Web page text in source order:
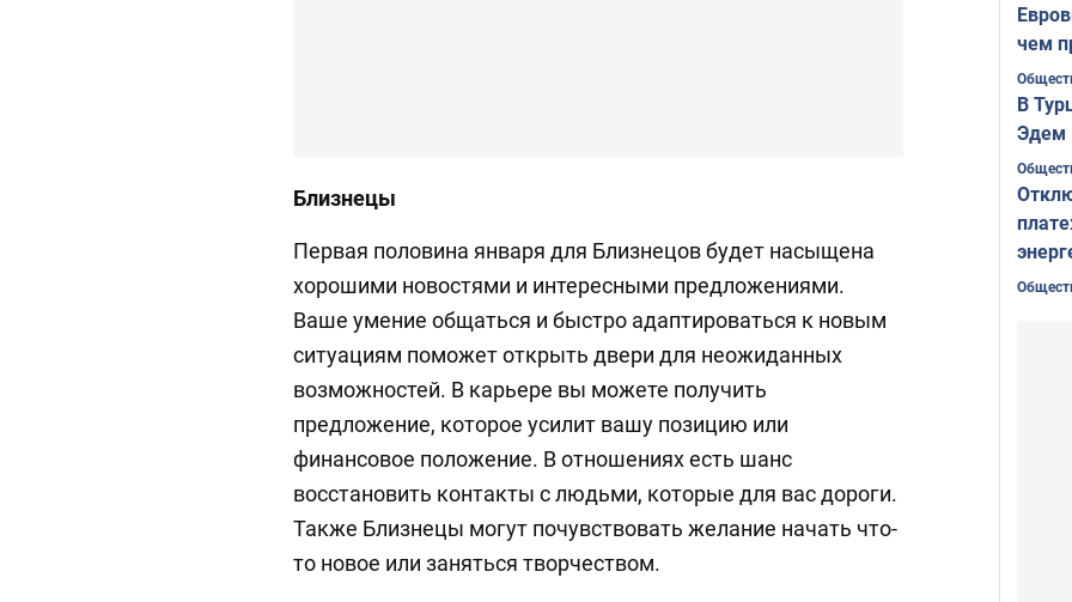
Близнецы
Первая половина января для Близнецов будет насыщена
хорошими новостями и интересными предложениями.
Ваше умение общаться и быстро адаптироваться к новым
ситуациям поможет открыть двери для неожиданных
возможностей. В карьере вы можете получить
предложение, которое усилит вашу позицию или
финансовое положение. В отношениях есть шанс
восстановить контакты с людьми, которые для вас дороги.
Также Близнецы могут почувствовать желание начать что-
то новое или заняться творчеством.
чем
В
Эдем